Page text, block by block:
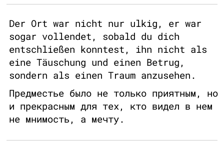
Der Ort war nicht nur ulkig, er war
sogar vollendet, sobald du dich
entschließen konntest, ihn nicht als
eine Täuschung und einen Betrug,
sondern als einen Traum anzusehen.
Предместье было не только приятным, но
и прекрасным для тех, кто видел в нем
не мнимость, а мечту.